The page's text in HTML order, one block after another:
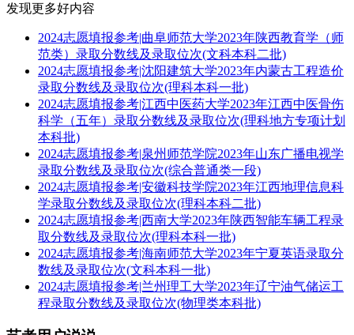
发现更多好内容
2024志愿填报参考|曲阜师范大学2023年陕西教育学（师
范类）录取分数线及录取位次(文科本科二批)
2024志愿填报参考|沈阳建筑大学2023年内蒙古工程造价
录取分数线及录取位次(理科本科一批)
2024志愿填报参考|江西中医药大学2023年江西中医骨伤
科学（五年）录取分数线及录取位次(理科地方专项计划
本科批)
2024志愿填报参考|泉州师范学院2023年山东广播电视学
录取分数线及录取位次(综合普通类一段)
2024志愿填报参考|安徽科技学院2023年江西地理信息科
学录取分数线及录取位次(理科本科二批)
2024志愿填报参考|西南大学2023年陕西智能车辆工程录
取分数线及录取位次(理科本科一批)
2024志愿填报参考|海南师范大学2023年宁夏英语录取分
数线及录取位次(文科本科一批)
2024志愿填报参考|兰州理工大学2023年辽宁油气储运工
程录取分数线及录取位次(物理类本科批)